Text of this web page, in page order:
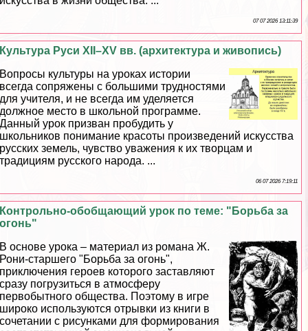
07 07 2026 13:11:39
Культура Руси XII–XV вв. (архитектура и живопись)
Вопросы культуры на уроках истории
всегда сопряжены с большими трудностями
для учителя, и не всегда им уделяется
должное место в школьной программе.
Данный урок призван пробудить у
школьников понимание красоты произведений искусства
русских земель, чувство уважения к их творцам и
традициям русского народа. ...
06 07 2026 7:19:11
Контрольно-обобщающий урок по теме: "Борьба за
огонь"
В основе урока – материал из романа Ж.
Рони-старшего "Борьба за огонь",
приключения героев которого заставляют
сразу погрузиться в атмосферу
первобытного общества. Поэтому в игре
широко используются отрывки из книги в
сочетании с рисунками для формирования